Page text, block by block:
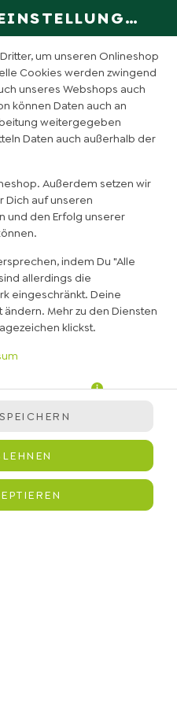
DATENSCHUTZEINSTELLUNGEN
um unseren Onlineshop
Cookies werden zwingend
unseres Webshops auch
können Daten auch an
weitergegeben
Daten auch außerhalb der
Außerdem setzen wir
Dich auf unseren
und den Erfolg unserer
indem Du "Alle
allerdings die
eingeschränkt. Deine
Mehr zu den Diensten
klickst.
DE
SCHORLE
0,33L
Schuss Zitronensaft, reines
Mehr brauchen wir